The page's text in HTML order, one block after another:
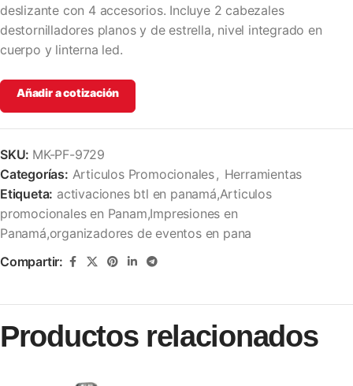
deslizante con 4 accesorios. Incluye 2 cabezales
destornilladores planos y de estrella, nivel integrado en
cuerpo y linterna led.
Añadir a cotización
SKU: MK-PF-9729
Categorías: Articulos Promocionales, Herramientas
Etiqueta: activaciones btl en panamá,Articulos
promocionales en Panam,Impresiones en
Panamá,organizadores de eventos en pana
Compartir:
Productos relacionados